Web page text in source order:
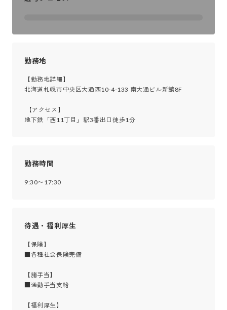
勤務地
【勤務地詳細】
北海道札幌市中央区大通西10-4-133 南大通ビル新館8F
地下鉄「西11丁目」駅3番出口徒歩1分
勤務時間
9:30〜17:30
待遇・福利厚生
【保険】
■各種社会保険完備
【諸手当】
■通勤手当支給
【福利厚生】